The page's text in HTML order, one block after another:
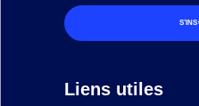
Liens utiles